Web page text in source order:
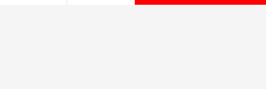
污垢的数量和程度制定实际清洗时间。清洗完毕后的废液应该用专